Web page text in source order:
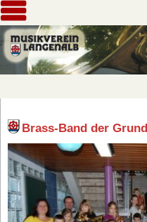
Brass-Band der